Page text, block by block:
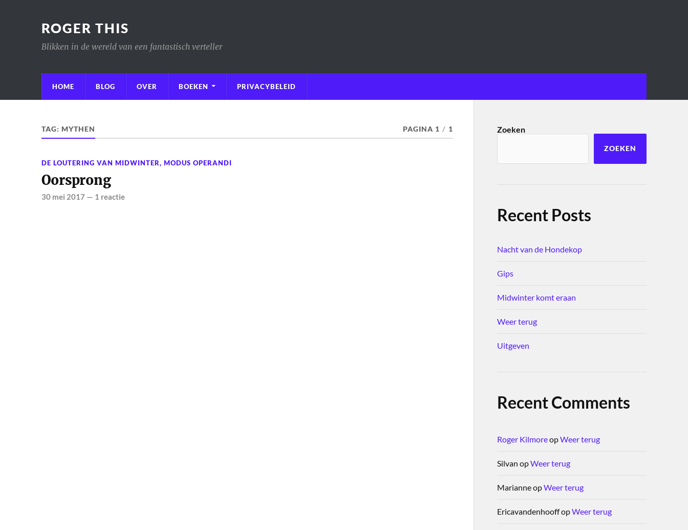
ROGER THIS
Blikken in de wereld van een fantastisch verteller
HOME BLOG OVER BOEKEN PRIVACYBELEID
TAG: MYTHEN PAGINA 1 / 1
DE LOUTERING VAN MIDWINTER, MODUS OPERANDI
Oorsprong
30 mei 2017— 1 reactie
Zoeken
ZOEKEN
Recent Posts
Nacht van de Hondekop
Gips
Midwinter komt eraan
Weer terug
Uitgeven
Recent Comments
Roger KilmoreopWeer terug
Silvan opWeer terug
MarianneopWeer terug
EricavandenhooffopWeer terug